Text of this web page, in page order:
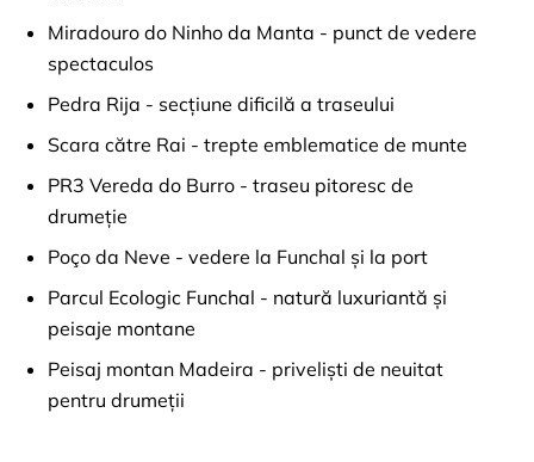
Miradouro do Ninho da Manta - punct de vedere
spectaculos
Pedra Rija - secțiune dificilă a traseului
Scara către Rai - trepte emblematice de munte
PR3 Vereda do Burro - traseu pitoresc de
drumeție
Poço da Neve - vedere la Funchal și la port
Parcul Ecologic Funchal - natură luxuriantă și
peisaje montane
Peisaj montan Madeira - priveliști de neuitat
pentru drumeții